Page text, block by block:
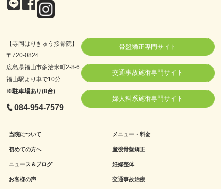
【寺岡はりきゅう接骨院】
〒720-0824
広島県福山市多治米町2-8-6
福山駅より車で10分
※駐車場あり(8台)
084-954-7579
骨盤矯正専門サイト
交通事故施術専門サイト
婦人科系施術専門サイト
当院について
初めての方へ
ニュース＆ブログ
お客様の声
メニュー・料金
産後骨盤矯正
妊婦整体
交通事故治療